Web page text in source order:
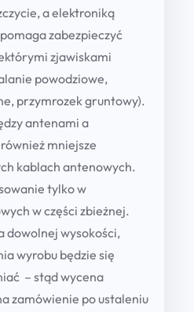
a elektroniką
zabezpieczyć
zjawiskami
powodziowe,
przymrozek gruntowy).
antenami a
mniejsze
kablach antenowych.
tylko w
w części zbieżnej.
dowolnej wysokości,
wyrobu będzie się
– stąd wycena
zamówienie po ustaleniu